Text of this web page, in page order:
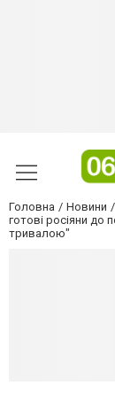
Головна Новини
готові росіяни до
тривалою"